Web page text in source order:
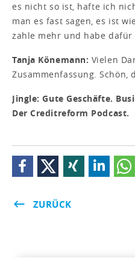
es nicht so ist, hafte ich
man es fast sagen, es ist
zahle mehr und habe dafür
Tanja Könemann: Vielen
Zusammenfassung.
Jingle: Gute Geschäfte.
Der Creditreform Podcast.
ZURÜCK